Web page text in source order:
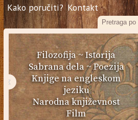
Kako poručiti? Kontakt
Filozofija~Istorija
Sabrana dela~Poezija
Knjige na engleskom
jeziku
Narodna književnost
Film
‹